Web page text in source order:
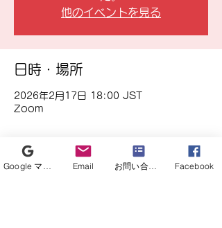
他のイベントを見る
日時・場所
2026年2月17日 18:00 JST
Zoom
イベントについて
Email お問い合わせフォーム Facebook